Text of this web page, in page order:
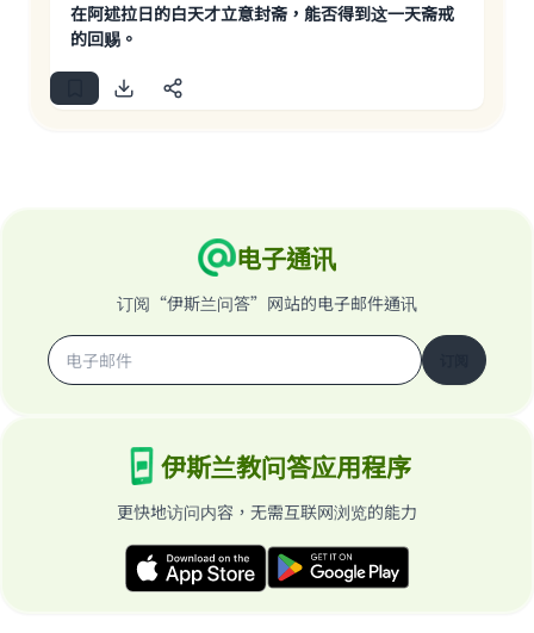
在阿述拉日的白天才立意封斋，能否得到这一天斋戒
的回赐。
电子通讯
订阅“伊斯兰问答”网站的电子邮件通讯
伊斯兰教问答应用程序
更快地访问内容，无需互联网浏览的能力